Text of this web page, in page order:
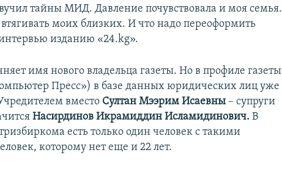
тайны МИД. Давление почувствовала и моя семья.
моих близких. И что надо переоформить
изданию «24.kg».
имя нового владельца газеты. Но в профиле газеты
Пресс») в базе данных юридических лиц уже
вместо Султан Мээрим Исаевны – супруги
Насирдинов Икрамиддин Исламидинович. В
есть только один человек с такими
которому нет еще и 22 лет.